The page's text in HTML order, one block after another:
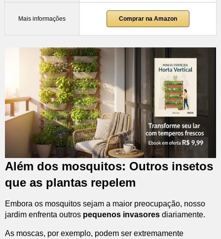
Mais informações Comprar na Amazon
Além dos mosquitos: Outros insetos
que as plantas repelem
Embora os mosquitos sejam a maior preocupação, nosso
jardim enfrenta outros pequenos invasores diariamente.
As moscas, por exemplo, podem ser extremamente